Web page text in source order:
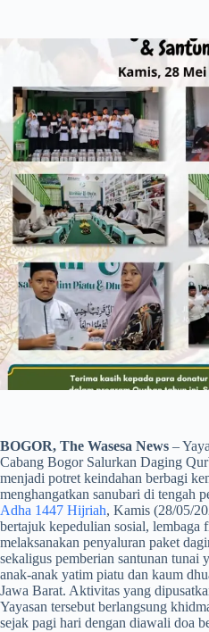
BOGOR, The Wasesa News –
Cabang Bogor Salurkan Daging
menjadi potret keindahan berbagi
menghangatkan sanubari di tengah
Adha 1447 Hijriah, Kamis (28/05/
bertajuk kepedulian sosial, lembaga
melaksanakan penyaluran paket
sekaligus pemberian santunan tunai
anak-anak yatim piatu dan kaum
Jawa Barat. Aktivitas yang
Yayasan tersebut berlangsung
sejak pagi hari dengan diawali doa